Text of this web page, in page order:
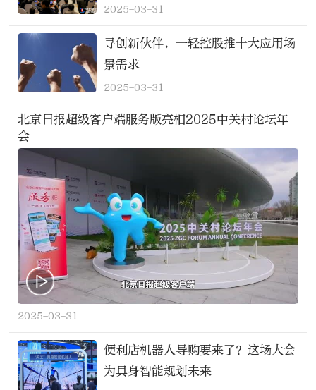
2025-03-31
寻创新伙伴，一轻控股推十大应用场
景需求
2025-03-31
北京日报超级客户端服务版亮相2025中关村论坛年
会
2025-03-31
便利店机器人导购要来了？这场大会
为具身智能规划未来